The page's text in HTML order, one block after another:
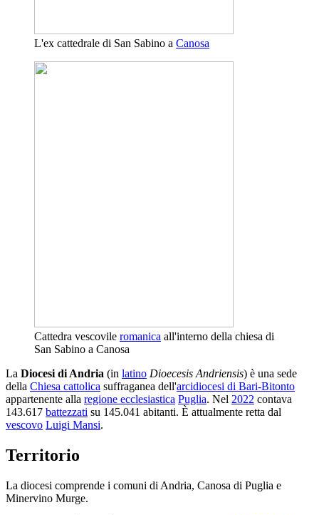
L'ex cattedrale di San Sabino a Canosa
Cattedra vescovile romanica all'interno della chiesa di
San Sabino a Canosa
La Diocesi di Andria (in latino Dioecesis Andriensis) è una sede
della Chiesa cattolica suffraganea dell'arcidiocesi di Bari-Bitonto
appartenente alla regione ecclesiastica Puglia. Nel 2022 contava
143.617 battezzati su 145.041 abitanti. È attualmente retta dal
vescovo Luigi Mansi.
Territorio
La diocesi comprende i comuni di Andria, Canosa di Puglia e
Minervino Murge.